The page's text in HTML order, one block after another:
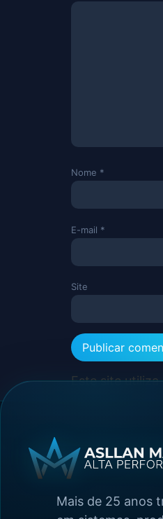
Nome *
E-mail *
Site
Este site utiliza
Mais de 25 anos